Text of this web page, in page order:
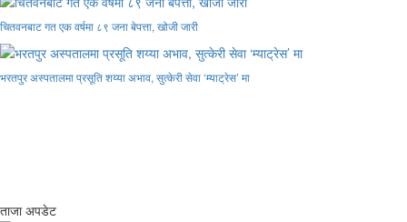
चितवनबाट गत एक वर्षमा ८९ जना बेपत्ता, खोजी जारी
भरतपुर अस्पतालमा प्रसूति शय्या अभाव, सुत्केरी सेवा ‘म्याट्रेस’ मा
ताजा अपडेट